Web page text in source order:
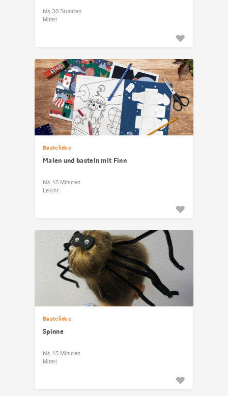
bis 30 Stunden
Mittel
Bastelidee
Malen und basteln mit Finn
bis 45 Minuten
Leicht
Bastelidee
Spinne
bis 45 Minuten
Mittel